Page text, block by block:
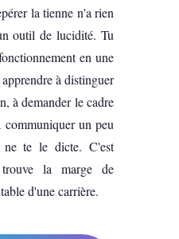
la tienne n'a rien
outil de lucidité. Tu
en une
à distinguer
à demander le cadre
un peu
te le dicte. C'est
la marge de
d'une carrière.